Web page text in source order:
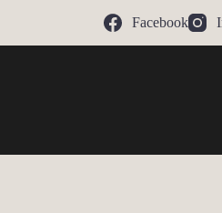
Facebook